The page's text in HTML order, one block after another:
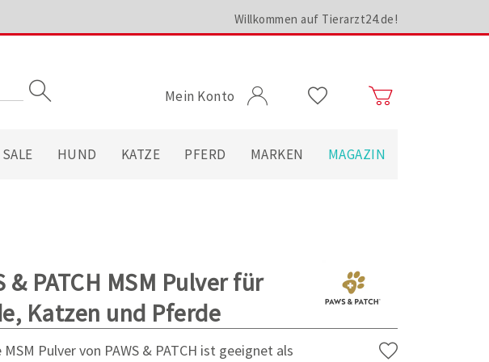
Willkommen auf Tierarzt24.de!
Mein Konto
SALE HUND KATZE PFERD MARKEN MAGAZIN
& PATCH MSM Pulver für
Katzen und Pferde
MSM Pulver von PAWS & PATCH ist geeignet als